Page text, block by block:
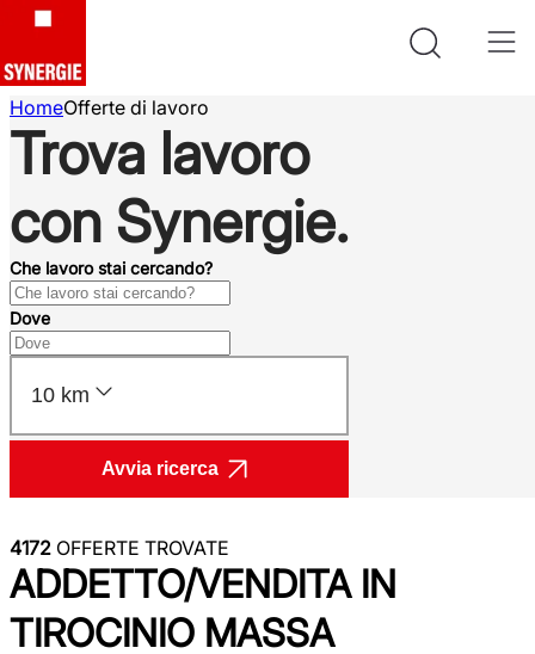
HomeOfferte di lavoro
Trova lavoro
con Synergie.
Che lavoro stai cercando?
Dove
10 km
Avvia ricerca
4172 OFFERTE TROVATE
ADDETTO/VENDITA IN
TIROCINIO MASSA